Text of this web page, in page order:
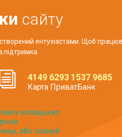
сайту
ентузіастами. Щоб
підтримка.
4149 6293 1537 9685
Карта ПриватБанк
козацьких
або скануй